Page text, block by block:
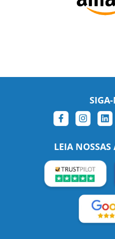
LEIA NOSSAS